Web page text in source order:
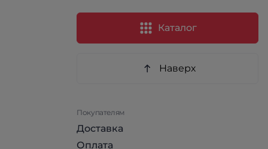
Каталог
Наверх
Покупателям
Доставка
Оплата